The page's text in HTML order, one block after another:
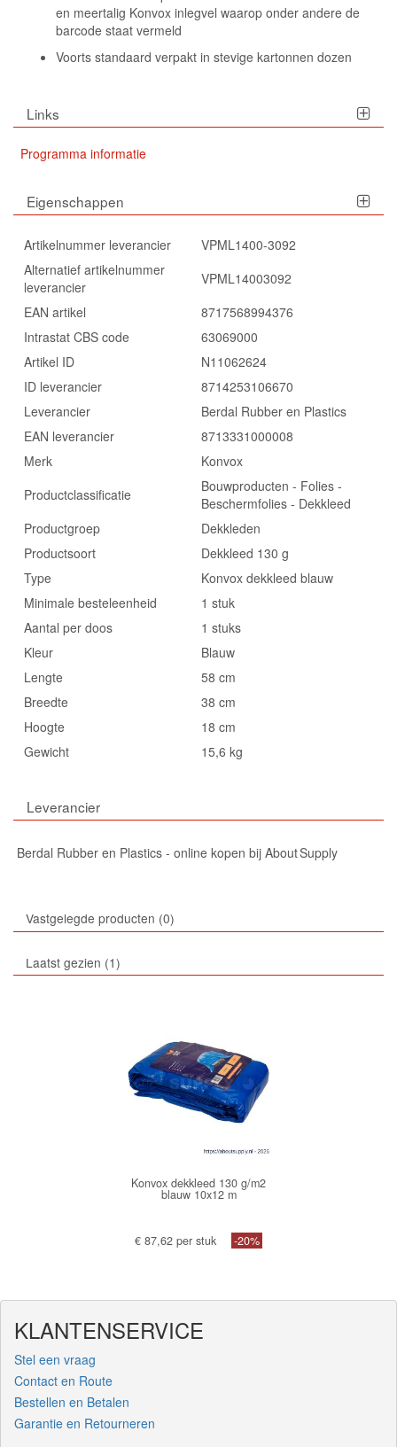
en meertalig Konvox inlegvel waarop onder andere de
barcode staat vermeld
Voorts standaard verpakt in stevige kartonnen dozen
Links
Programma informatie
Eigenschappen
Artikelnummer leverancier
VPML1400-3092
Alternatief artikelnummer
leverancier
VPML14003092
EAN artikel
8717568994376
Intrastat CBS code
63069000
Artikel ID
N11062624
ID leverancier
8714253106670
Leverancier
Berdal Rubber en Plastics
EAN leverancier
8713331000008
Merk
Konvox
Productclassificatie
Bouwproducten - Folies -
Beschermfolies - Dekkleed
Productgroep
Dekkleden
Productsoort
Dekkleed 130 g
Type
Konvox dekkleed blauw
Minimale besteleenheid
1 stuk
Aantal per doos
1 stuks
Kleur
Blauw
Lengte
58 cm
Breedte
38 cm
Hoogte
18 cm
Gewicht
15,6 kg
Leverancier
Berdal Rubber en Plastics - online kopen bij About Supply
Vastgelegde producten 0
Laatst gezien 1
Konvox dekkleed 130 g/m2
blauw 10x12 m
€ 87,62 per stuk -20%
KLANTENSERVICE
Stel een vraag
Contact en Route
Bestellen en Betalen
Garantie en Retourneren